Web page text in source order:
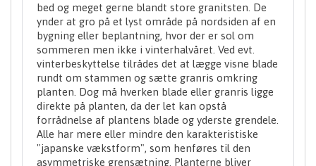
bed og meget gerne blandt store granitsten. De
ynder at gro på et lyst område på nordsiden af en
bygning eller beplantning, hvor der er sol om
sommeren men ikke i vinterhalvåret. Ved evt.
vinterbeskyttelse tilrådes det at lægge visne blade
rundt om stammen og sætte granris omkring
planten. Dog må hverken blade eller granris ligge
direkte på planten, da der let kan opstå
forrådnelse af plantens blade og yderste grendele.
Alle har mere eller mindre den karakteristiske
"japanske vækstform", som henføres til den
asymmetriske grensætning. Planterne bliver